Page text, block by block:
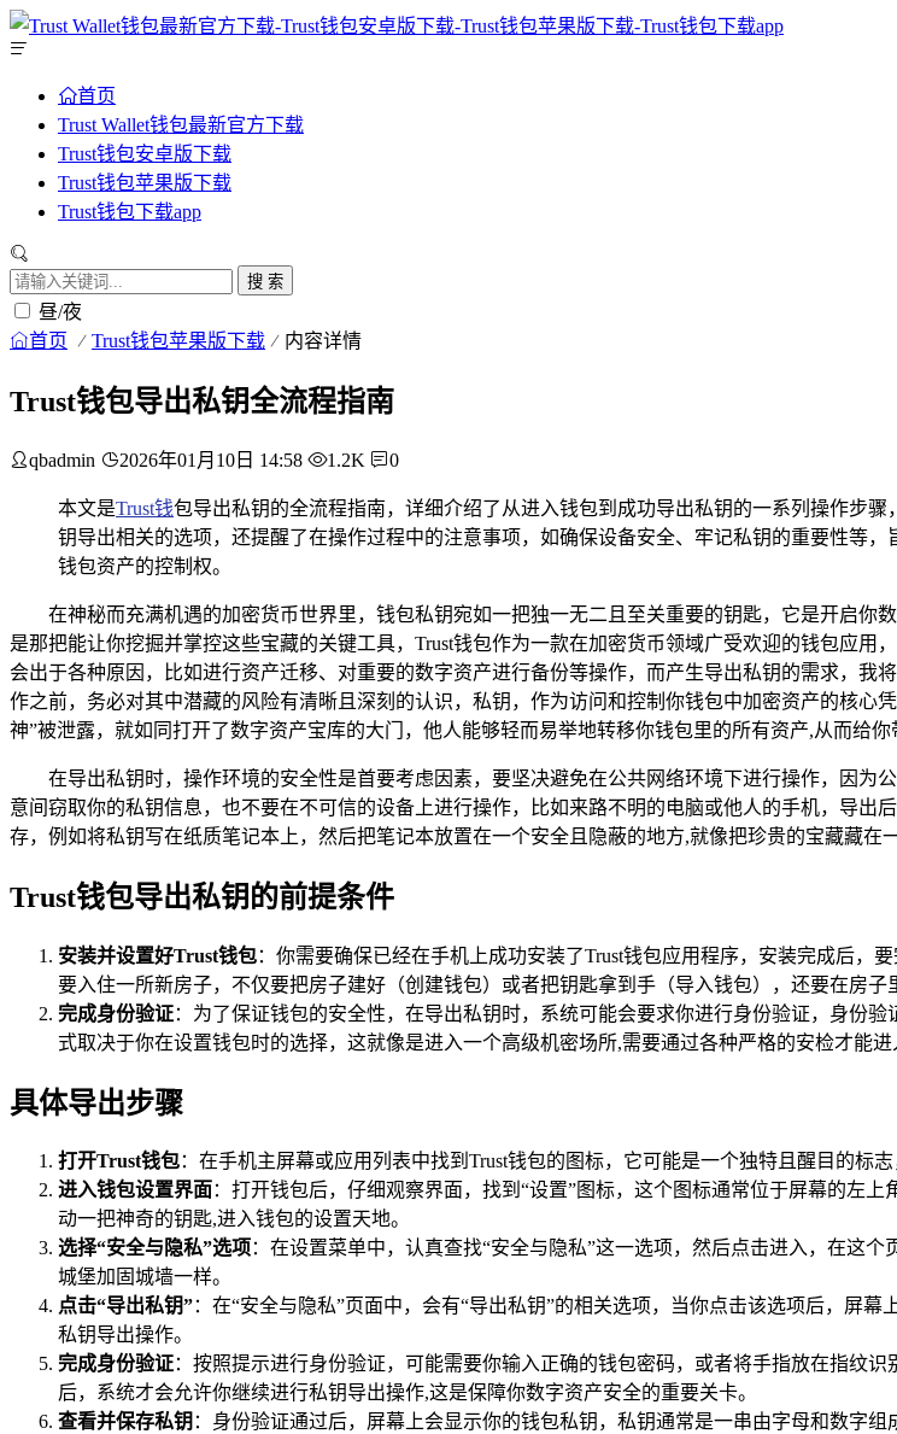
首页
Trust Wallet钱包最新官方下载
Trust钱包安卓版下载
Trust钱包苹果版下载
Trust钱包下载app
搜 索
昼/夜
首页 Trust钱包苹果版下载 内容详情
Trust钱包导出私钥全流程指南
qbadmin 2026年01月10日 14:58 1.2K 0
本文是Trust钱包导出私钥的全流程指南，详细介绍了从进入钱包到成功导出私钥的一系列操作步
钥导出相关的选项，还提醒了在操作过程中的注意事项，如确保设备安全、牢记私钥的重要性等
钱包资产的控制权。
在神秘而充满机遇的加密货币世界里，钱包私钥宛如一把独一无二且至关重要的钥匙，它是开启
是那把能让你挖掘并掌控这些宝藏的关键工具，Trust钱包作为一款在加密货币领域广受欢迎的钱包应
会出于各种原因，比如进行资产迁移、对重要的数字资产进行备份等操作，而产生导出私钥的需求，我
作之前，务必对其中潜藏的风险有清晰且深刻的认识，私钥，作为访问和控制你钱包中加密资产的核心
神”被泄露，就如同打开了数字资产宝库的大门，他人能够轻而易举地转移你钱包里的所有资产,从而给你
在导出私钥时，操作环境的安全性是首要考虑因素，要坚决避免在公共网络环境下进行操作，因
意间窃取你的私钥信息，也不要在不可信的设备上进行操作，比如来路不明的电脑或他人的手机，导
存，例如将私钥写在纸质笔记本上，然后把笔记本放置在一个安全且隐蔽的地方,就像把珍贵的宝藏藏在
Trust钱包导出私钥的前提条件
安装并设置好Trust钱包：你需要确保已经在手机上成功安装了Trust钱包应用程序，安装完成后
要入住一所新房子，不仅要把房子建好（创建钱包）或者把钥匙拿到手（导入钱包），还要在房子
完成身份验证：为了保证钱包的安全性，在导出私钥时，系统可能会要求你进行身份验证，身份
式取决于你在设置钱包时的选择，这就像是进入一个高级机密场所,需要通过各种严格的安检才能进
具体导出步骤
打开Trust钱包：在手机主屏幕或应用列表中找到Trust钱包的图标，它可能是一个独特且醒目的标
进入钱包设置界面：打开钱包后，仔细观察界面，找到“设置”图标，这个图标通常位于屏幕的左
动一把神奇的钥匙,进入钱包的设置天地。
选择“安全与隐私”选项：在设置菜单中，认真查找“安全与隐私”这一选项，然后点击进入，在这
城堡加固城墙一样。
点击“导出私钥”：在“安全与隐私”页面中，会有“导出私钥”的相关选项，当你点击该选项后，屏
私钥导出操作。
完成身份验证：按照提示进行身份验证，可能需要你输入正确的钱包密码，或者将手指放在指纹
后，系统才会允许你继续进行私钥导出操作,这是保障你数字资产安全的重要关卡。
查看并保存私钥 ：身份验证通过后，屏幕上会显示你的钱包私钥，私钥通常是一串由字母和数字